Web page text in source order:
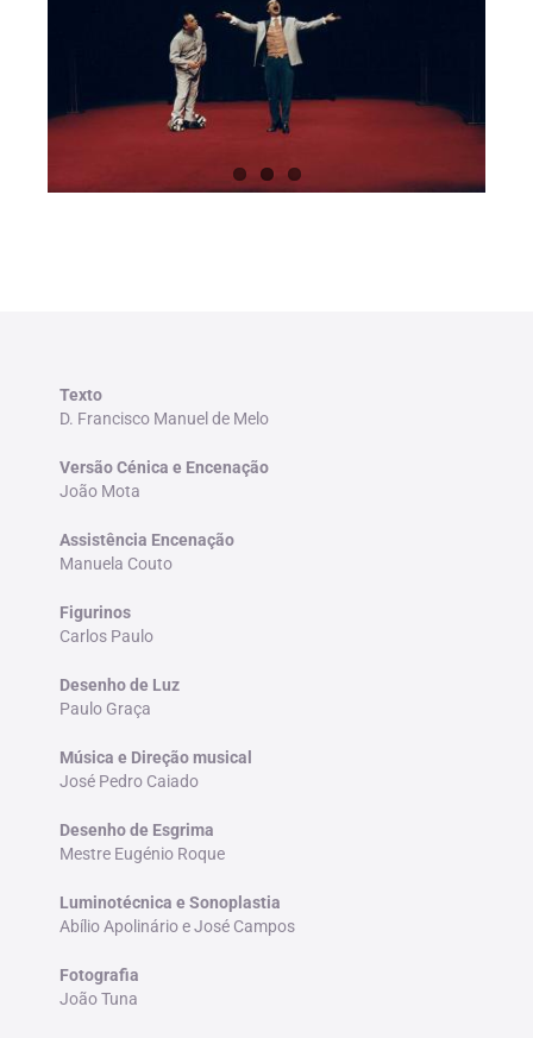
Texto
D. Francisco Manuel de Melo
Versão Cénica e Encenação
João Mota
Assistência Encenação
Manuela Couto
Figurinos
Carlos Paulo
Desenho de Luz
Paulo Graça
Música e Direção musical
José Pedro Caiado
Desenho de Esgrima
Mestre Eugénio Roque
Luminotécnica e Sonoplastia
Abílio Apolinário e José Campos
Fotografia
João Tuna